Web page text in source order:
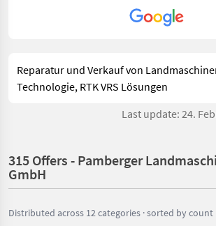
Reparatur und Verkauf von
Technologie, RTK VRS Lösungen
Last update: 24.
315 Offers - Pamberger
GmbH
Distributed across 12 categories · sorted by count